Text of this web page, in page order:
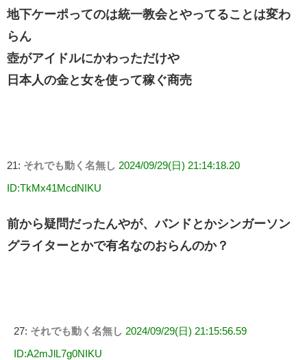
地下ケーポってのは統一教会とやってることは変わ
らん
壺がアイドルにかわっただけや
日本人の金と女を使って稼ぐ商売
21: それでも動く名無し 2024/09/29(日) 21:14:18.20
ID:TkMx41McdNIKU
前から疑問だったんやが、バンドとかシンガーソン
グライターとかで有名なのおらんのか？
27: それでも動く名無し 2024/09/29(日) 21:15:56.59
ID:A2mJlL7g0NIKU